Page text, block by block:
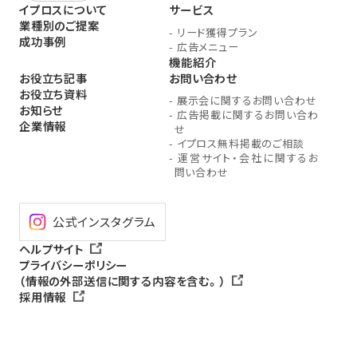
イプロスについて
業種別のご提案
成功事例
サービス
- リード獲得プラン
- 広告メニュー
機能紹介
お役立ち記事
お役立ち資料
お知らせ
企業情報
お問い合わせ
- 展示会に関するお問い合わせ
- 広告掲載に関するお問い合わ
せ
- イプロス無料掲載のご相談
- 運営サイト・会社に関するお
問い合わせ
公式インスタグラム
ヘルプサイト
プライバシーポリシー
（情報の外部送信に関する内容を含む。）
採用情報